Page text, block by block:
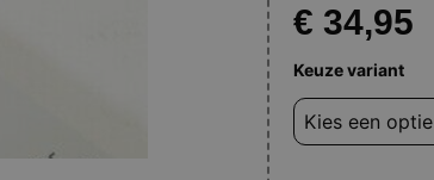
€ 34,95
Keuze variant
Afstandsbediening
vxx3129
DVR-